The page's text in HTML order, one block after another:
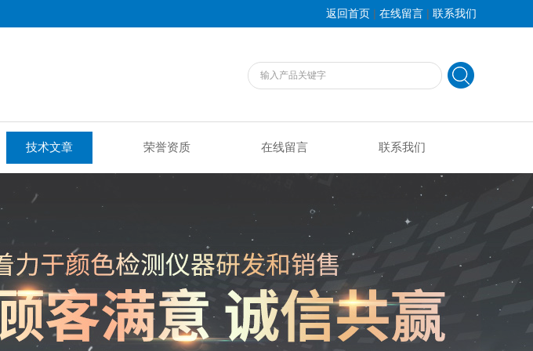
返回首页 | 在线留言 | 联系我们
技术文章 荣誉资质 在线留言 联系我们